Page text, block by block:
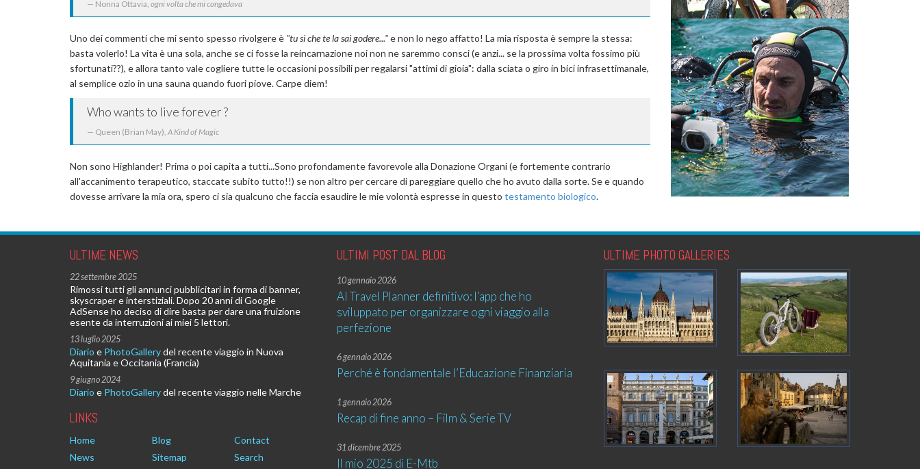
Nonna Ottavia, ogni volta che mi congedava
Uno dei commenti che mi sento spesso rivolgere è "tu si che te la sai godere..."e non lo nego affatto! La mia risposta è sempre la stessa:
basta volerlo! La vita è una sola, anche se ci fosse la reincarnazione noi non ne saremmo consci (e anzi... se la prossima volta fossimo più
sfortunati??), e allora tanto vale cogliere tutte le occasioni possibili per regalarsi "attimi di gioia": dalla sciata o giro in bici infrasettimanale,
al semplice ozio in una sauna quando fuori piove. Carpe diem!
Who wants to live forever ?
Queen (Brian May), A Kind of Magic
Non sono Highlander! Prima o poi capita a tutti...Sono profondamente favorevole alla Donazione Organi (e fortemente contrario
all'accanimento terapeutico, staccate subito tutto!!) se non altro per cercare di pareggiare quello che ho avuto dalla sorte. Se e quando
dovesse arrivare la mia ora, spero ci sia qualcuno che faccia esaudire le mie volontà espresse in questo testamento biologico.
ULTIME NEWS
22 settembre 2025
Rimossi tutti gli annunci pubblicitari in forma di banner,
skyscraper e interstiziali. Dopo 20 anni di Google
AdSense ho deciso di dire basta per dare una fruizione
esente da interruzioni ai miei 5 lettori.
13 luglio 2025
Diario e PhotoGallerydel recente viaggio in Nuova
Aquitania e Occitania (Francia)
9 giugno 2024
Diario e PhotoGallerydel recente viaggio nelle Marche
LINKS
Home Blog
Contact
News
Sitemap
Search
ULTIMI POST DAL BLOG
10 gennaio 2026
AI Travel Planner definitivo: l’app che ho
sviluppato per organizzare ogni viaggio alla
perfezione
6 gennaio 2026
Perché è fondamentale l’Educazione Finanziaria
1 gennaio 2026
Recap di fine anno – Film & Serie TV
31 dicembre 2025
Il mio 2025 di E-Mtb
ULTIME PHOTO GALLERIES